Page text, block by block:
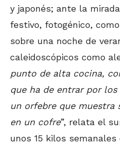
y japonés; ante la
festivo, fotogénico,
sobre una noche de
caleidoscópicos como
punto de alta cocina,
que ha de entrar por
un orfebre que muestra
en un cofre”, relata el
unos 15 kilos